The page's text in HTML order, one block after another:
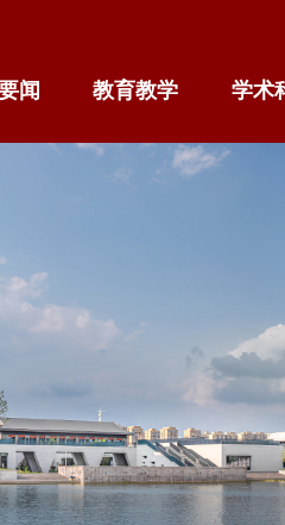
闻 教育教学 学术